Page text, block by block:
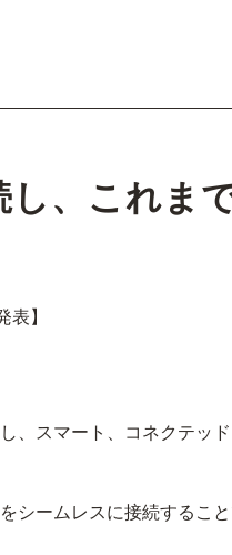
、これま
表】
、スマート、コネクテッ
シームレスに接続するこ